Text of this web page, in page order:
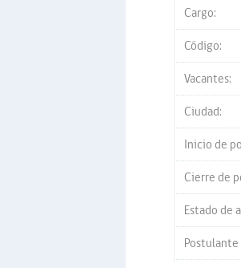
Cargo:
Código:
Vacantes:
Ciudad:
Inicio de
Cierre de
Estado de